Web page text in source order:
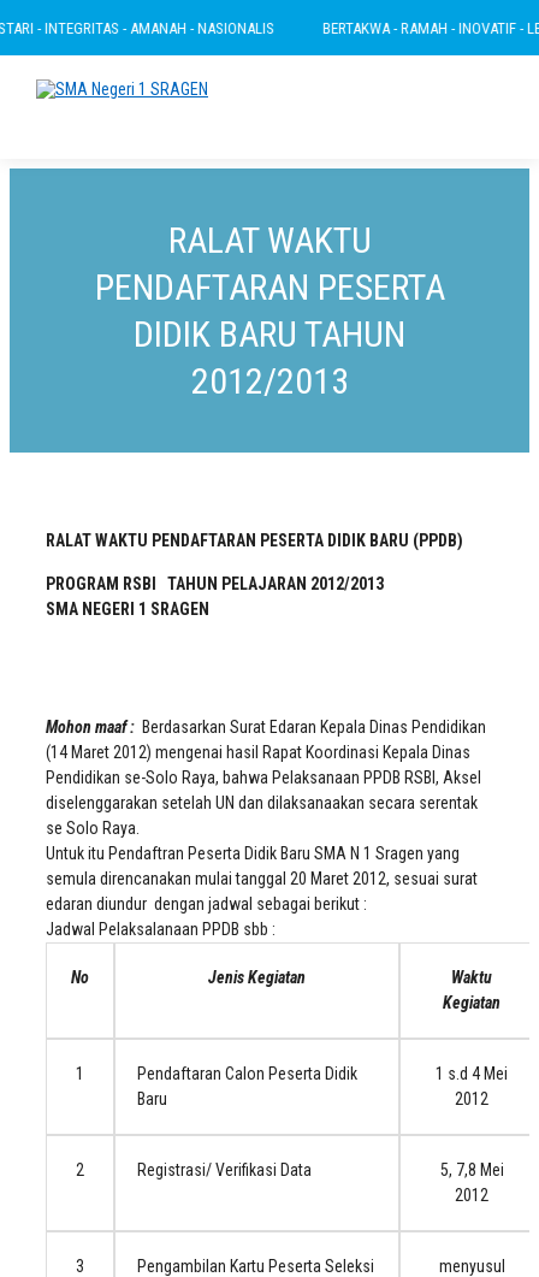
- INTEGRITAS - AMANAH - NASIONALIS BERTAKWA - RAMAH - INOVATIF -
RALAT WAKTU
PENDAFTARAN PESERTA
DIDIK BARU TAHUN
2012/2013
RALAT WAKTU PENDAFTARAN PESERTA DIDIK BARU (PPDB)
PROGRAM RSBI TAHUN PELAJARAN 2012/2013
SMA NEGERI 1 SRAGEN
Mohon maaf : Berdasarkan Surat Edaran Kepala Dinas Pendidikan
(14 Maret 2012) mengenai hasil Rapat Koordinasi Kepala Dinas
Pendidikan se-Solo Raya, bahwa Pelaksanaan PPDB RSBI, Aksel
diselenggarakan setelah UN dan dilaksanaakan secara serentak
se Solo Raya.
Untuk itu Pendaftran Peserta Didik Baru SMA N 1 Sragen yang
semula direncanakan mulai tanggal 20 Maret 2012, sesuai surat
edaran diundur dengan jadwal sebagai berikut :
Jadwal Pelaksalanaan PPDB sbb :
No Jenis Kegiatan
Waktu
Kegiatan
1
Pendaftaran Calon Peserta Didik
Baru
1 s.d 4 Mei
2012
2 Registrasi/ Verifikasi Data
5, 7,8 Mei
2012
3 Pengambilan Kartu Peserta Seleksi menyusul